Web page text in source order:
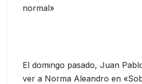
normal»
El domingo pasado, Juan
ver a Norma Aleandro en